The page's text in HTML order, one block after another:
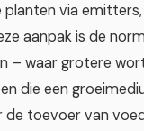
via
aanpak is de
– waar grotere
die een
de toevoer van